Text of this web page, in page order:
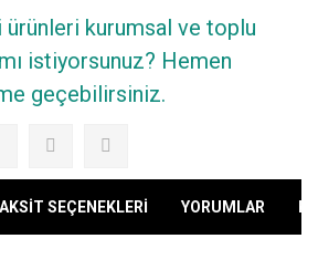
ürünleri kurumsal ve toplu
istiyorsunuz? Hemen
geçebilirsiniz.
SEÇENEKLERİ YORUMLAR